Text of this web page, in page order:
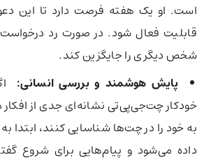
است. او یک هفته فرصت دارد تا این
قابلیت فعال شود. در صورت رد درخواست،
شخص دیگری را جایگزین کند.
پایش هوشمند و بررسی انسانی:
خودکار چت‌جی‌پی‌تی نشانه‌ای جدی از
به خود را در چت‌ها شناسایی کنند، ابتدا به
داده می‌شود و پیام‌هایی برای شروع